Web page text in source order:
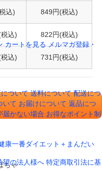
カートを見る メルマガ登録・
ついて 送料について 配送につ
いて お届けについて 返品につ
届かない場合 お得なポイント制
望の法人様へ 特定商取引法に基
込) 849円(税込)
込) 822円(税込)
込) 731円(税込)
ちゃ